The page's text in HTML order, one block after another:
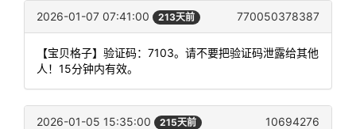
2026-01-07 07:41:00 213天前 770050378387
【宝贝格子】验证码：7103。请不要把验证码泄露给其他
人！15分钟内有效。
2026-01-05 15:35:00 215天前 10694276